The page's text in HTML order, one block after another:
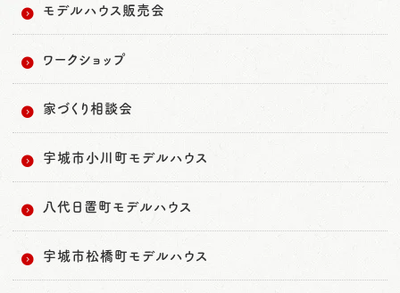
モデルハウス販売会
ワークショップ
家づくり相談会
宇城市小川町モデルハウス
八代日置町モデルハウス
宇城市松橋町モデルハウス